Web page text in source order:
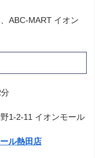
ABC-MART イオン
1-2-11 イオンモール
ル熱田店